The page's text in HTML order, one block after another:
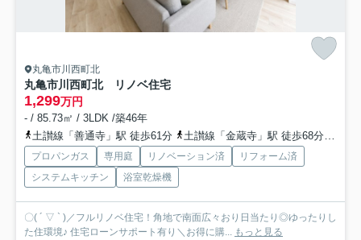
丸亀市川西町北
丸亀市川西町北 リノベ住宅
1,299万円
- / 85.73㎡ / 3LDK /築46年
土讃線「善通寺」駅 徒歩61分
土讃線「金蔵寺」駅 徒歩68分
プロパンガス 専用庭 リノベーション済
リフォーム済
システムキッチン
浴室乾燥機
〇( ´ ▽ ` )／フルリノベ住宅！角地で南面広々おり日当たり◎ゆったりし
た住環境♪ 住宅ローンサポート有り＼お得に購... もっと見る